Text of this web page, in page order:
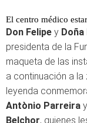
El centro médico
Don Felipe y
presidenta de la
maqueta de las
a continuación a
leyenda
Antònio Parreira
Belchor, quienes